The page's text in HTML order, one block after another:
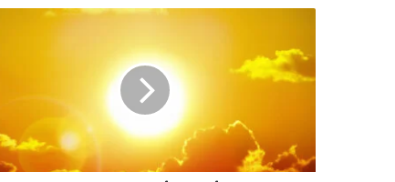
أكثر
من
بموجة
الحر